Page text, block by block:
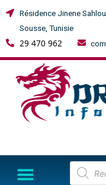
Résidence Jinene
Sousse, Tunisie
29 470 962